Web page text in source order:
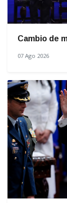
Cambio de
07 Ago 2026